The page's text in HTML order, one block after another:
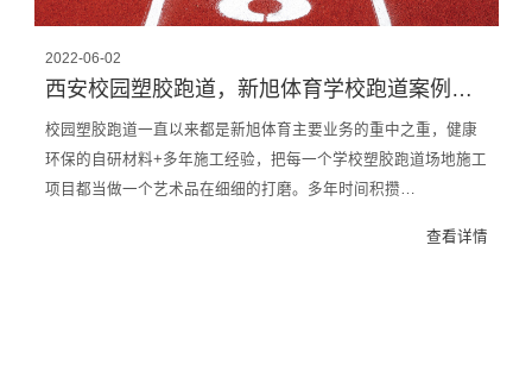
2022-06-02
西安校园塑胶跑道，新旭体育学校跑道案例直击
校园塑胶跑道一直以来都是新旭体育主要业务的重中之重，健康
环保的自研材料+多年施工经验，把每一个学校塑胶跑道场地施工
项目都当做一个艺术品在细细的打磨。多年时间积攒…
查看详情